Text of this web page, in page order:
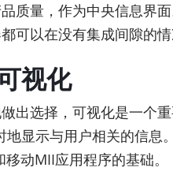
质量，作为中央信息界
可以在没有集成间隙的情
视化
出选择，可视化是一个
地显示与用户相关的信息
动MII应用程序的基础。